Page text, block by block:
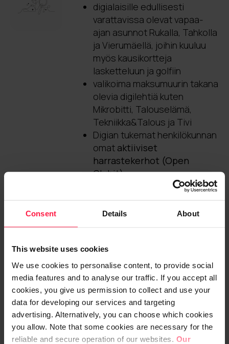
Consent Details About
This website uses cookies
We use cookies to personalise content, to provide social
media features and to analyse our traffic. If you accept all
cookies, you give us permission to collect and use your
data for developing our services and targeting
advertising. Alternatively, you can choose which cookies
you allow. Note that some cookies are necessary for the
reliable and secure operation of our websites. Our
digialaisille edullisesti
varattavissa olevat vapaa-
ajan asunnot Rukalla, Tahkolla
ja Vierumäellä, joihin kuuluu
myös kausikortteja
lasketteluun ja golfiin
valikoima maksumuurin takana
olevia digilehtiä kuten
Mikrobitti, Talouselämä,
Tekniikka&Talous ja Tivi
Digian tukemat henkilökunnan
omat aktiiviset
harrastekerhot (Open
Clubit)
Muut edut &
palkitseminen
puhelinetu
lounasetu
autoetu
liikunta-, hieronta- ja
kulttuurietu (yhteensä 400 €
vuodessa)
työmatkaetu (900 €
vuodessa)